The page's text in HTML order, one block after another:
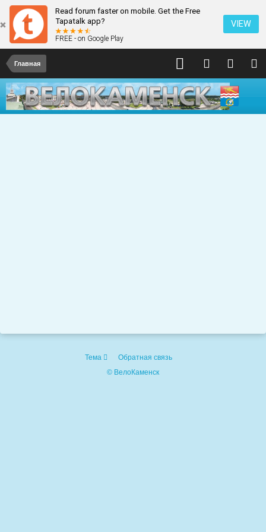
Read forum faster on mobile. Get the Free
Tapatalk app?
FREE - on Google Play
VIEW
Главная
Тема
Обратная связь
© ВелоКаменск